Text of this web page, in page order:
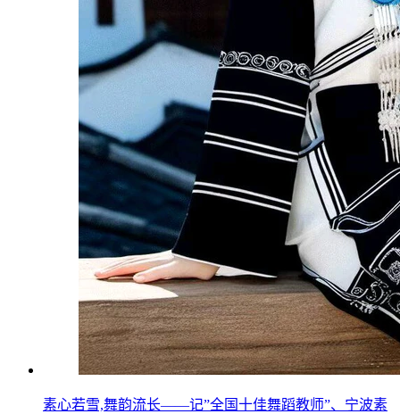
素心若雪,舞韵流长——记”全国十佳舞蹈教师”、宁波素